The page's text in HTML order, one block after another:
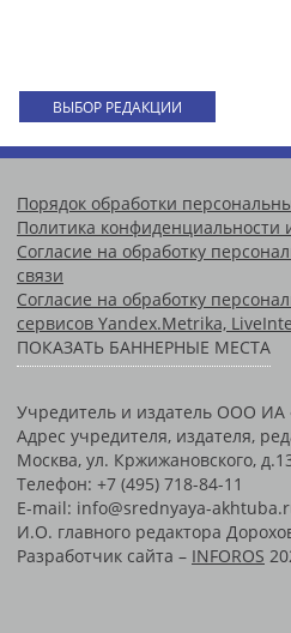
ВЫБОР РЕДАКЦИИ
Порядок обработки
Политика
Согласие на обработку
связи
Согласие на обработку
сервисов Yandex.Metrika,
ПОКАЗАТЬ БАННЕРНЫЕ МЕСТА
Учредитель и издатель ООО ИА
Адрес учредителя, издателя,
Москва, ул. Кржижановского,
Телефон: +7 (495) 718-84-11
E-mail: info@srednyaya-
И.О. главного редактора
Разработчик сайта – INFOROS